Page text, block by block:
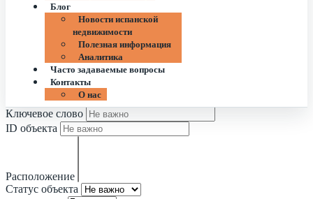
Блог
Новости испанской
недвижимости
Полезная информация
Аналитика
Часто задаваемые вопросы
Контакты
О нас
Ключевое слово
ID объекта
Расположение
Статус объекта